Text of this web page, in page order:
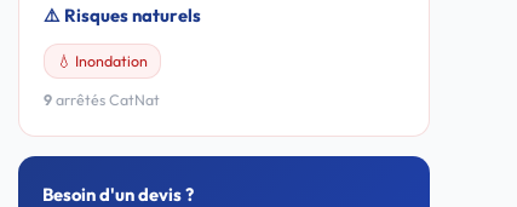
⚠️ Risques naturels
💧 Inondation
9 arrêtés CatNat
Besoin d'un devis ?